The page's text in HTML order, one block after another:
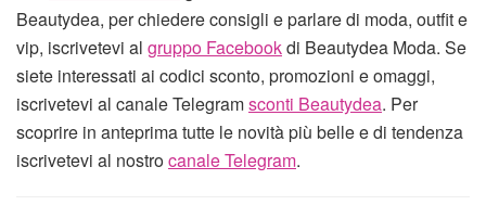
Beautydea, per chiedere consigli e parlare di moda, outfit e
vip, iscrivetevi al gruppo Facebookdi Beautydea Moda. Se
siete interessati ai codici sconto, promozioni e omaggi,
iscrivetevi al canale Telegramsconti Beautydea. Per
scoprire in anteprima tutte le novità più belle e di tendenza
iscrivetevi al nostrocanale Telegram.